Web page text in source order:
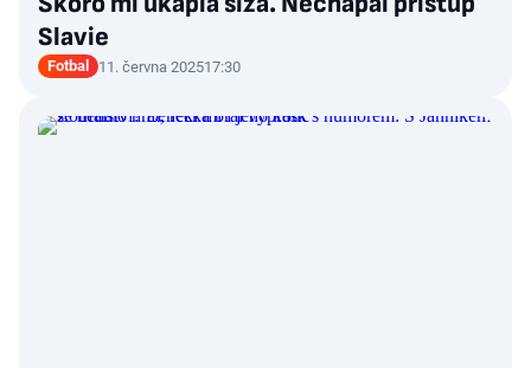
Slavie
Fotbal 11. června 202517:30